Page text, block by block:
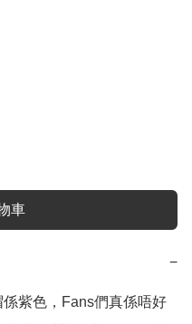
車
−
紫色，Fans們真係唔好